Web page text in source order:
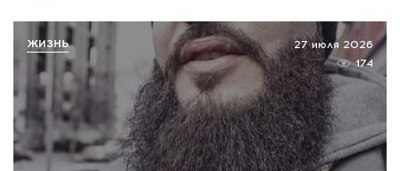
27 июля 2026
174
ЖИЗНЬ